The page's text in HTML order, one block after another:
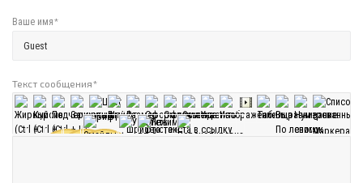
Ваше имя*
Текст сообщения*